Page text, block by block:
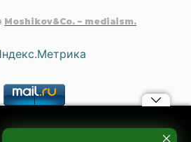
Moshikov&Co. – mediaism.